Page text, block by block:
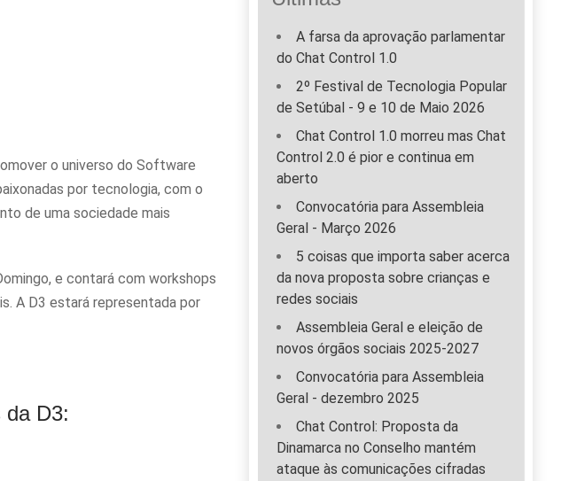
o universo do Software
por tecnologia, com o
de uma sociedade mais
e contará com workshops
A D3 estará representada por
da D3:
A farsa da aprovação parlamentar
do Chat Control 1.0
2º Festival de Tecnologia Popular
de Setúbal - 9 e 10 de Maio 2026
Chat Control 1.0 morreu mas Chat
Control 2.0 é pior e continua em
aberto
Convocatória para Assembleia
Geral - Março 2026
5 coisas que importa saber acerca
da nova proposta sobre crianças e
redes sociais
Assembleia Geral e eleição de
novos órgãos sociais 2025-2027
Convocatória para Assembleia
Geral - dezembro 2025
Chat Control: Proposta da
Dinamarca no Conselho mantém
ataque às comunicações cifradas